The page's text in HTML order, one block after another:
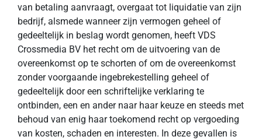
van betaling aanvraagt, overgaat tot liquidatie van zijn
bedrijf, alsmede wanneer zijn vermogen geheel of
gedeeltelijk in beslag wordt genomen, heeft VDS
Crossmedia BV het recht om de uitvoering van de
overeenkomst op te schorten of om de overeenkomst
zonder voorgaande ingebrekestelling geheel of
gedeeltelijk door een schriftelijke verklaring te
ontbinden, een en ander naar haar keuze en steeds met
behoud van enig haar toekomend recht op vergoeding
van kosten, schaden en interesten. In deze gevallen is